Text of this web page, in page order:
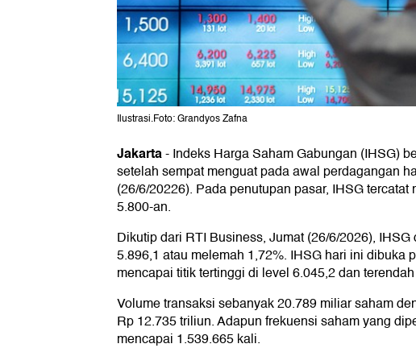
Ilustrasi.Foto: Grandyos Zafna
Jakarta-Indeks Harga Saham Gabungan (IHSG)
setelah sempat menguat pada awal perdagangan
(26/6/20226). Pada penutupan pasar, IHSG tercatat
5.800-an.
Dikutip dari RTI Business, Jumat (26/6/2026),
5.896,1 atau melemah 1,72%. IHSG hari ini dibuka
mencapai titik tertinggi di level 6.045,2 dan
Volume transaksi sebanyak 20.789 miliar saham
Rp 12.735 triliun. Adapun frekuensi saham yang
mencapai 1.539.665 kali.